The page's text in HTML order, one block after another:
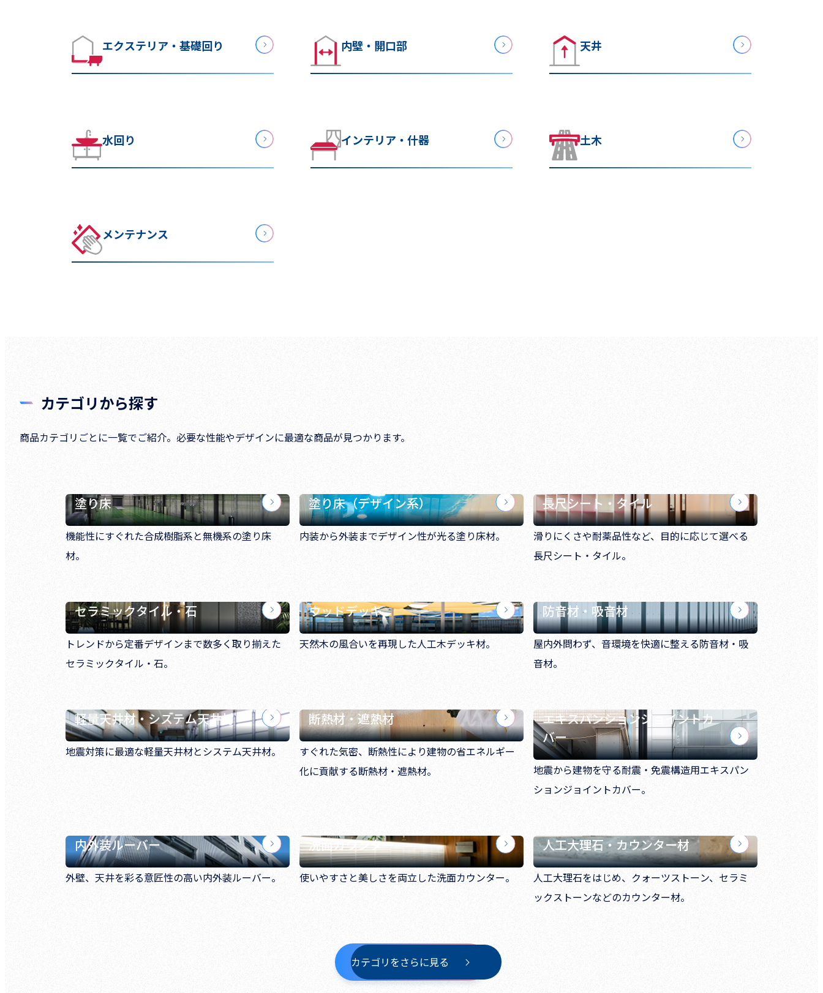
エクステリア・基礎回り 内壁・開口部 天井
水回り インテリア・什器 土木
メンテナンス
カテゴリから探す
商品カテゴリごとに一覧でご紹介。必要な性能やデザインに最適な商品が見つかります。
塗り床
機能性にすぐれた合成樹脂系と無機系の塗り床
材。
塗り床（デザイン系）
内装から外装までデザイン性が光る塗り床材。
長尺シート・タイル
滑りにくさや耐薬品性など、目的に応じて選べる
長尺シート・タイル。
セラミックタイル・石
トレンドから定番デザインまで数多く取り揃えた
セラミックタイル・石。
ウッドデッキ
天然木の風合いを再現した人工木デッキ材。
防音材・吸音材
屋内外問わず、音環境を快適に整える防音材・吸
音材。
軽量天井材・システム天井材
地震対策に最適な軽量天井材とシステム天井材。
断熱材・遮熱材
すぐれた気密、断熱性により建物の省エネルギー
化に貢献する断熱材・遮熱材。
エキスパンションジョイントカ
バー
地震から建物を守る耐震・免震構造用エキスパン
ションジョイントカバー。
内外装ルーバー
外壁、天井を彩る意匠性の高い内外装ルーバー。
洗面カウンター
使いやすさと美しさを両立した洗面カウンター。
人工大理石・カウンター材
人工大理石をはじめ、クォーツストーン、セラミ
ックストーンなどのカウンター材。
カテゴリをさらに見る